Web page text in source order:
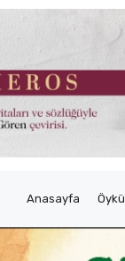
Anasayfa Öykü